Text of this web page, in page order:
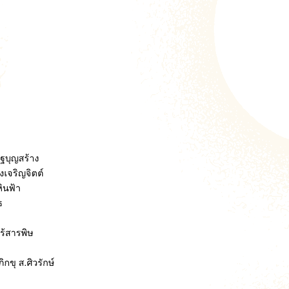
บุญสร้าง
เจริญจิตต์
นฟ้า
สารพิษ
กขุ ส.ศิวรักษ์